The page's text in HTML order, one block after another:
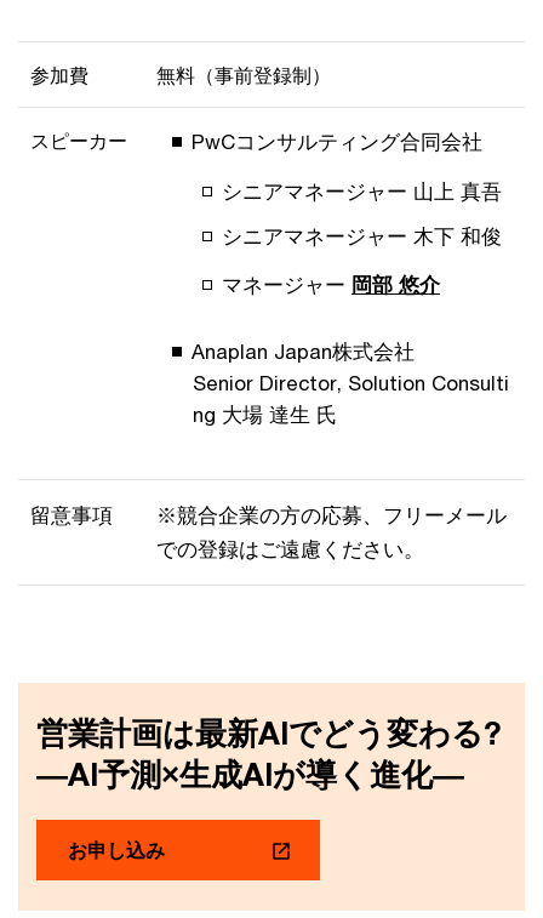
参加費 無料（事前登録制）
スピーカー PwCコンサルティング合同会社
シニアマネージャー 山上 真吾
シニアマネージャー 木下 和俊
マネージャー 岡部 悠介
Anaplan Japan株式会社
Senior Director, Solution Consulti
ng 大場 達生 氏
留意事項
※競合企業の方の応募、フリーメール
での登録はご遠慮ください。
営業計画は最新AIでどう変わる?
―AI予測×生成AIが導く進化―
お申し込み